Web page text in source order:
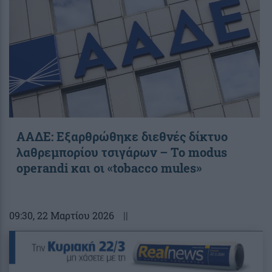
ΑΑΔΕ: Εξαρθρώθηκε διεθνές δίκτυο
λαθρεμπορίου τσιγάρων – Το modus
operandi και οι «tobacco mules»
09:30, 22 Μαρτίου 2026 ||